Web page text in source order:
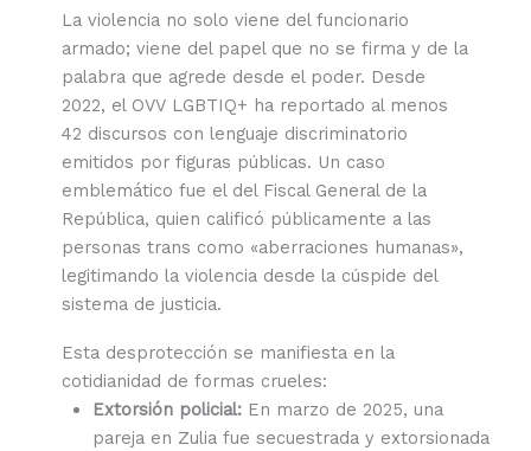
La violencia no solo viene del funcionario
armado; viene del papel que no se firma y de la
palabra que agrede desde el poder. Desde
2022, el OVV LGBTIQ+ ha reportado al menos
42 discursos con lenguaje discriminatorio
emitidos por figuras públicas. Un caso
emblemático fue el del Fiscal General de la
República, quien calificó públicamente a las
personas trans como «aberraciones humanas»,
legitimando la violencia desde la cúspide del
sistema de justicia.
Esta desprotección se manifiesta en la
cotidianidad de formas crueles:
Extorsión policial: En marzo de 2025, una
pareja en Zulia fue secuestrada y extorsionada